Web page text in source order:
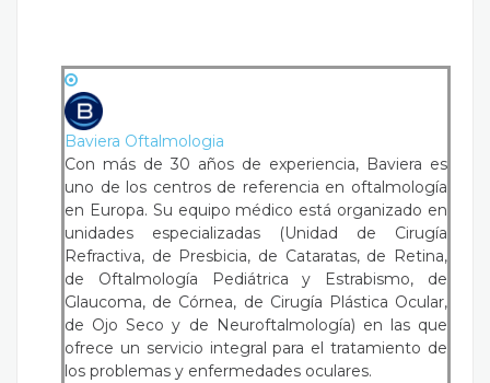
Baviera Oftalmologia
Con más de 30 años de experiencia, Baviera es
uno de los centros de referencia en oftalmología
en Europa. Su equipo médico está organizado en
unidades especializadas (Unidad de Cirugía
Refractiva, de Presbicia, de Cataratas, de Retina,
de Oftalmología Pediátrica y Estrabismo, de
Glaucoma, de Córnea, de Cirugía Plástica Ocular,
de Ojo Seco y de Neuroftalmología) en las que
ofrece un servicio integral para el tratamiento de
los problemas y enfermedades oculares.